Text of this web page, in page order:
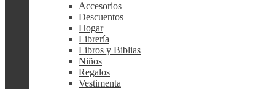
Accesorios
Descuentos
Hogar
Librería
Libros y Biblias
Niños
Regalos
Vestimenta